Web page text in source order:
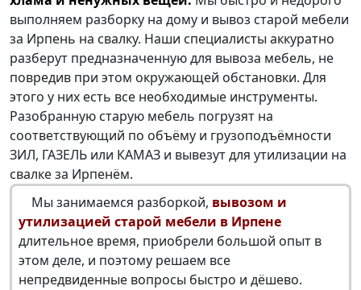
выполняем разборку на дому и вывоз старой мебели
за Ирпень на свалку. Наши специалисты аккуратно
разберут предназначенную для вывоза мебель, не
повредив при этом окружающей обстановки. Для
этого у них есть все необходимые инструменты.
Разобранную старую мебель погрузят на
соответствующий по объёму и грузоподъёмности
ЗИЛ, ГАЗЕЛЬ или КАМАЗ и вывезут для утилизации на
свалке за Ирпенём.
Мы занимаемся разборкой, вывозом и
утилизацией старой мебели в Ирпене
длительное время, приобрели большой опыт в
этом деле, и поэтому решаем все
непредвиденные вопросы быстро и дёшево.